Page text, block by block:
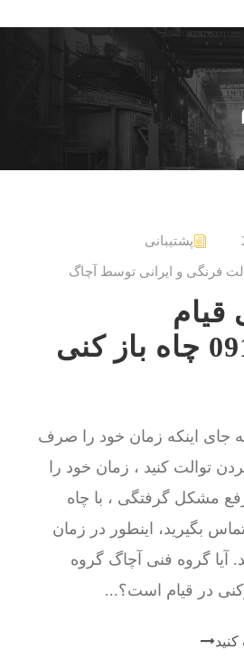
پشتیبانی
فرنگی و ایرانی توسط آچاگ
قیام
09129615767 چاه باز کنی
جای اینکه زمان خود را صرف
توالت کنید ، زمان خود را
مشکل گرفتگی ، با چاه
بگیرید، اینطور در زمان
آیا گروه فنی آچاگ گروه
در قیام است؟...